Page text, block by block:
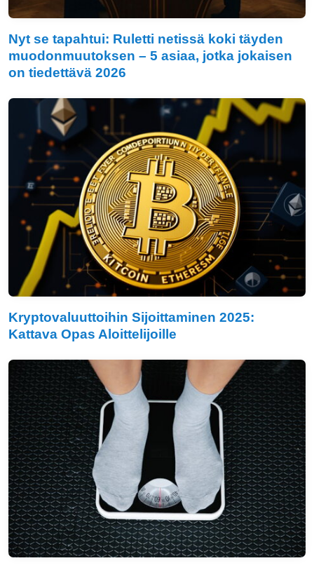
Nyt se tapahtui: Ruletti netissä koki täyden
muodonmuutoksen – 5 asiaa, jotka jokaisen
on tiedettävä 2026
Kryptovaluuttoihin Sijoittaminen 2025:
Kattava Opas Aloittelijoille